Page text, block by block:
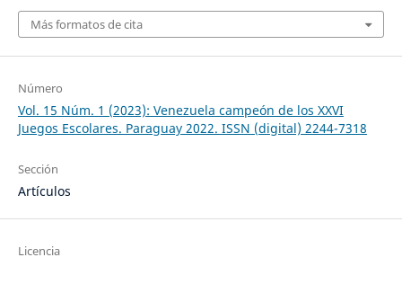
Más formatos de cita
Número
Vol. 15 Núm. 1 (2023): Venezuela campeón de los XXVI
Juegos Escolares. Paraguay 2022. ISSN (digital) 2244-7318
Sección
Artículos
Licencia